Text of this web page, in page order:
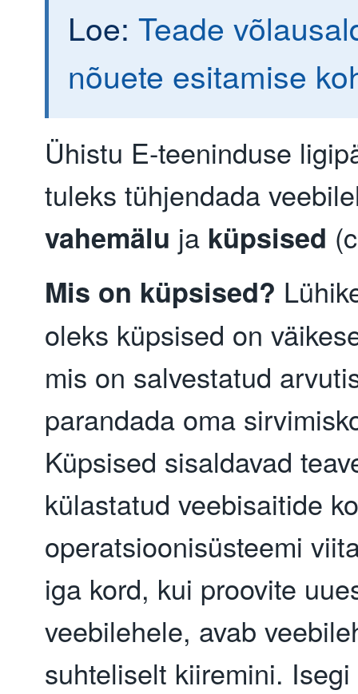
Loe: Teade
nõuete esitamise
Ühistu E-teeninduse
tuleks tühjendada
vahemälu ja küpsised
Mis on küpsised?
oleks küpsised on
mis on salvestatud
parandada oma
Küpsised sisaldavad
külastatud veebisaitide
operatsioonisüsteemi
iga kord, kui proovite
veebilehele, avab
suhteliselt kiiremini.